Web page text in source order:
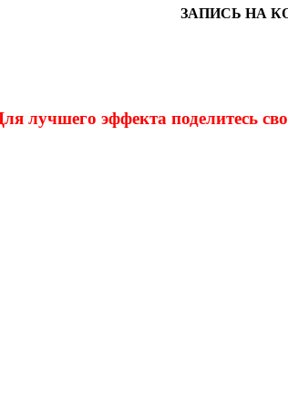
ЗАПИСЬ НА
лучшего эффекта поделитесь